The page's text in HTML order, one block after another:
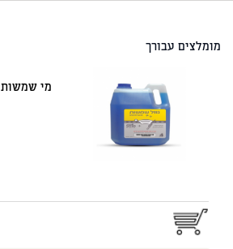
מומלצים עבורך
מי שמשות WALTER